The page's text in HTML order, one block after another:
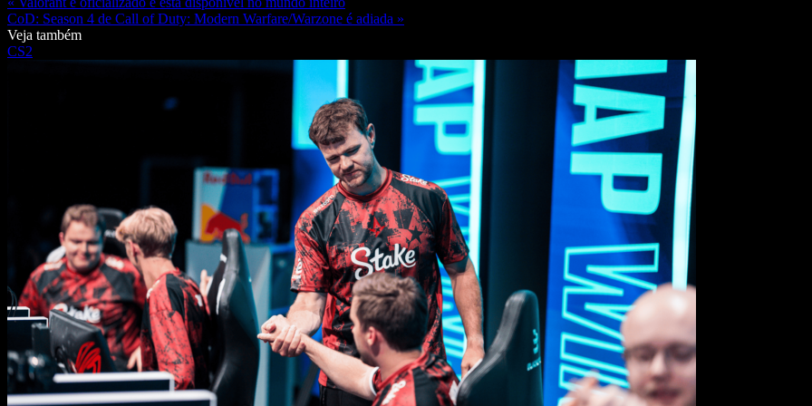
CoD: Season 4 de Call of Duty: Modern Warfare/Warzone é adiada »
Veja também
CS2